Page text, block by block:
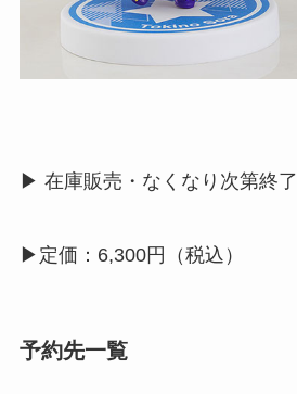
▶︎ 在庫販売・なくなり次第終了
▶︎定価：6,300円（税込）
予約先一覧